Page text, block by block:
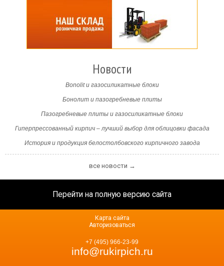
Новости
Bonolit и газосиликатные блоки
Бонолит и пазогребневые плиты
Пазогребневые плиты и газосиликатные блоки
Гиперпрессованный кирпич – лучший выбор для облицовки фасада
История и продукция белостолбовского кирпичного завода
все новости →
Перейти на полную версию сайта
+7 (495) 966-23-99
info@rukirpich.ru
Карта сайта
Авторизоваться